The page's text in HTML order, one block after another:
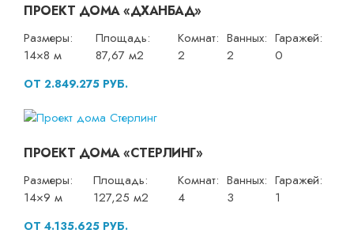
ПРОЕКТ ДОМА «ДХАНБАД»
Размеры:
14×8 м
Площадь:
87,67 м2
Комнат:
2
Ванных:
2
Гаражей:
0
ОТ 2.849.275 РУБ.
ПРОЕКТ ДОМА «СТЕРЛИНГ»
Размеры:
14×9 м
Площадь:
127,25 м2
Комнат:
4
Ванных:
3
Гаражей:
1
ОТ 4.135.625 РУБ.